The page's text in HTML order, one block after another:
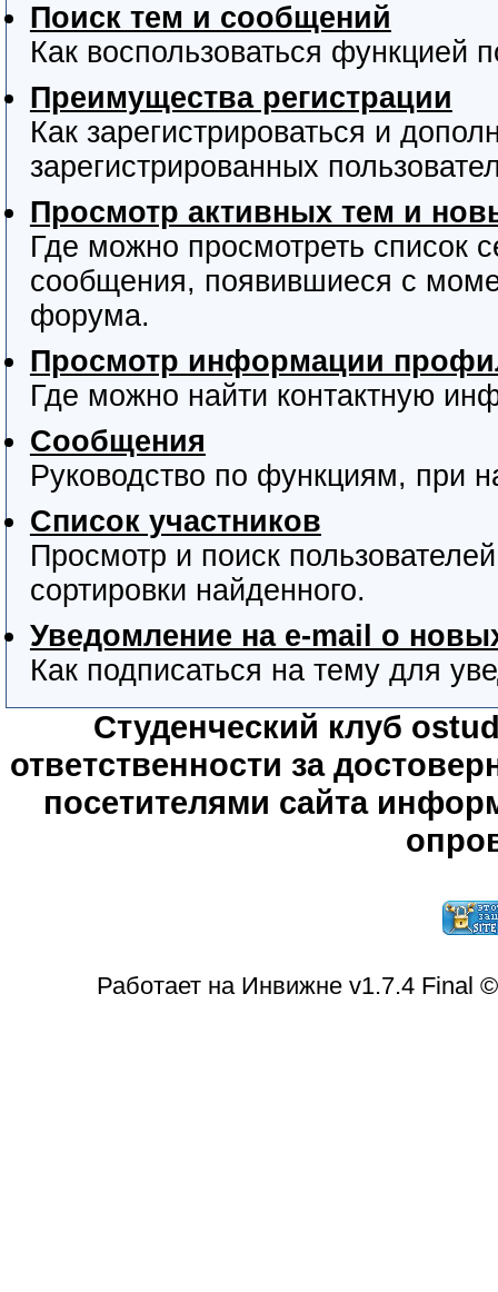
Поиск тем и сообщений
Как воспользоваться функцией
Преимущества регистрации
Как зарегистрироваться и
зарегистрированных
Просмотр активных тем и
Где можно просмотреть список
сообщения, появившиеся с
форума.
Просмотр информации
Где можно найти контактную
Сообщения
Руководство по функциям, при
Список участников
Просмотр и поиск
сортировки найденного.
Уведомление на e-mail о
Как подписаться на тему для
Студенческий клуб
ответственности за
посетителями сайта
Работает на Инвижне v1.7.4 Final